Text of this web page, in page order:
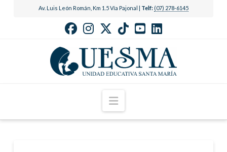
Av. Luis León Román, Km 1.5 Vía Pajonal | Telf: (07) 278-6145
Navigation